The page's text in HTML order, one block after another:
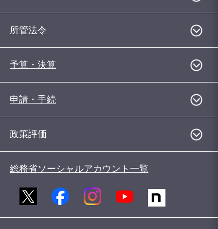
所管法令
予算・決算
申請・手続
政策評価
総務省ソーシャルアカウント一覧